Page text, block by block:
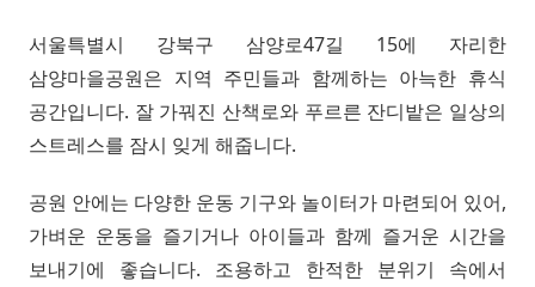
서울특별시 강북구 삼양로47길 15에 자리한
삼양마을공원은 지역 주민들과 함께하는 아늑한 휴식
공간입니다. 잘 가꿔진 산책로와 푸르른 잔디밭은 일상의
스트레스를 잠시 잊게 해줍니다.
공원 안에는 다양한 운동 기구와 놀이터가 마련되어 있어,
가벼운 운동을 즐기거나 아이들과 함께 즐거운 시간을
보내기에 좋습니다. 조용하고 한적한 분위기 속에서